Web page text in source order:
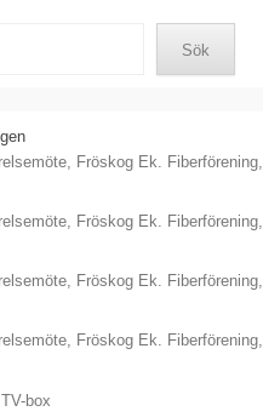
Sök
Fröskog Ek. Fiberförening,
Fröskog Ek. Fiberförening,
Fröskog Ek. Fiberförening,
Fröskog Ek. Fiberförening,
box